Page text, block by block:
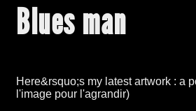
Blues man
Here&rsquo;s my latest artwork : a
l'image pour l'agrandir)